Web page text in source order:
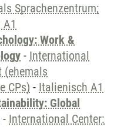
Sprachenzentrum;
Work &
- International
(ehemals
CPs) - Italienisch A1
Global
- International Center: